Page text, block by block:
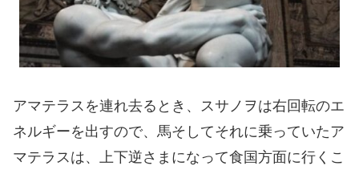
アマテラスを連れ去るとき、スサノヲは右回転のエ
ネルギーを出すので、馬そしてそれに乗っていたア
マテラスは、上下逆さまになって食国方面に行くこ